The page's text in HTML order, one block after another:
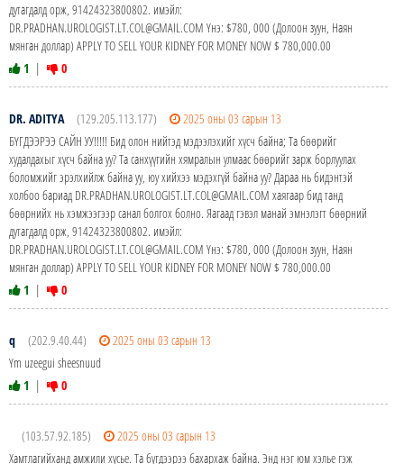
дутагдалд орж, 91424323800802. имэйл:
DR.PRADHAN.UROLOGIST.LT.COL@GMAIL.COM Yнэ: $780, 000 (Долоон зуун, Наян
мянган доллар) APPLY TO SELL YOUR KIDNEY FOR MONEY NOW $ 780,000.00
1 | 0
DR. ADITYA (129.205.113.177)
2025 оны 03 сарын 13
БҮГДЭЭРЭЭ САЙН УУ!!!!! Бид олон нийтэд мэдээлэхийг хүсч байна; Та бөөрийг
худалдахыг хүсч байна уу? Та санхүүгийн хямралын улмаас бөөрийг зарж борлуулах
боломжийг эрэлхийлж байна уу, юу хийхээ мэдэхгүй байна уу? Дараа нь бидэнтэй
холбоо бариад DR.PRADHAN.UROLOGIST.LT.COL@GMAIL.COM хаягаар бид танд
бөөрнийх нь хэмжээгээр санал болгох болно. Яагаад гэвэл манай эмнэлэгт бөөрний
дутагдалд орж, 91424323800802. имэйл:
DR.PRADHAN.UROLOGIST.LT.COL@GMAIL.COM Yнэ: $780, 000 (Долоон зуун, Наян
мянган доллар) APPLY TO SELL YOUR KIDNEY FOR MONEY NOW $ 780,000.00
1 | 0
q (202.9.40.44)
2025 оны 03 сарын 13
Ym uzeegui sheesnuud
1 | 0
(103.57.92.185)
2025 оны 03 сарын 13
Хамтлагийханд амжили хүсье. Та бүгдээрээ бахархаж байна. Энд нэг юм хэлье гэж